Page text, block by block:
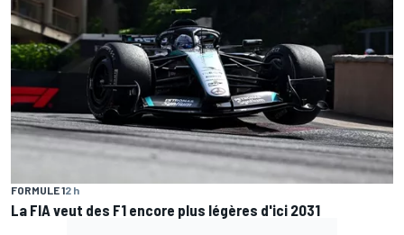
FORMULE 12 h
La FIA veut des F1 encore plus légères d'ici 2031